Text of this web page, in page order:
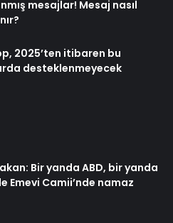
mesajlar! Mesaj nasıl
2025’ten itibaren bu
desteklenmeyecek
Bir yanda ABD, bir yanda
Emevi Camii’nde namaz